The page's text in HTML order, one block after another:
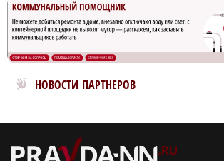
НОВОСТИ ПАРТНЕРОВ
Новости МирТесен